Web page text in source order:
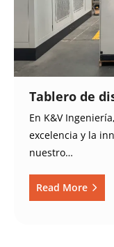
Tablero de
En K&V
excelencia y la
nuestro…
Read More